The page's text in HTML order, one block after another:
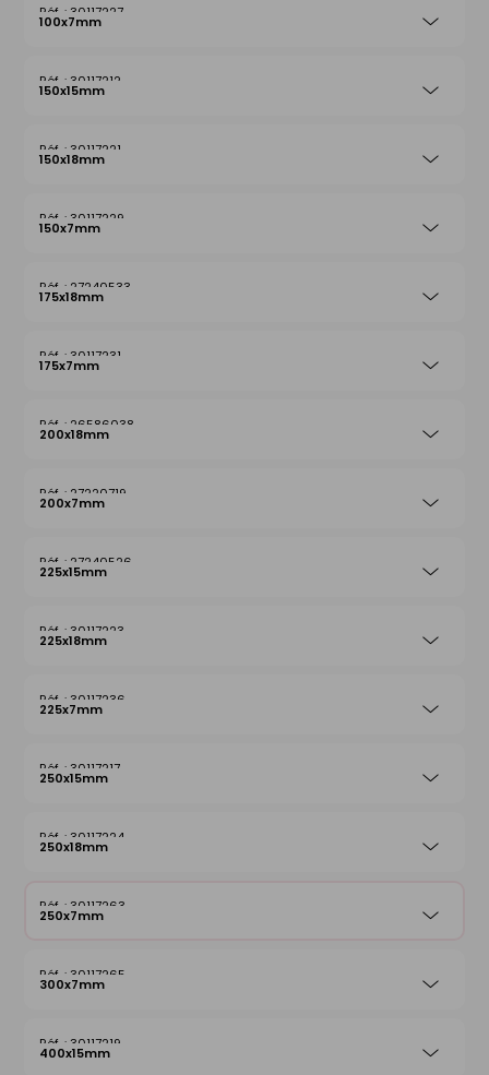
30117227
100x7mm
30117212
150x15mm
30117221
150x18mm
30117229
150x7mm
27240533
175x18mm
30117231
175x7mm
26586038
200x18mm
27220719
200x7mm
27240526
225x15mm
30117223
225x18mm
30117236
225x7mm
30117217
250x15mm
30117224
250x18mm
30117263
250x7mm
30117265
300x7mm
30117219
400x15mm